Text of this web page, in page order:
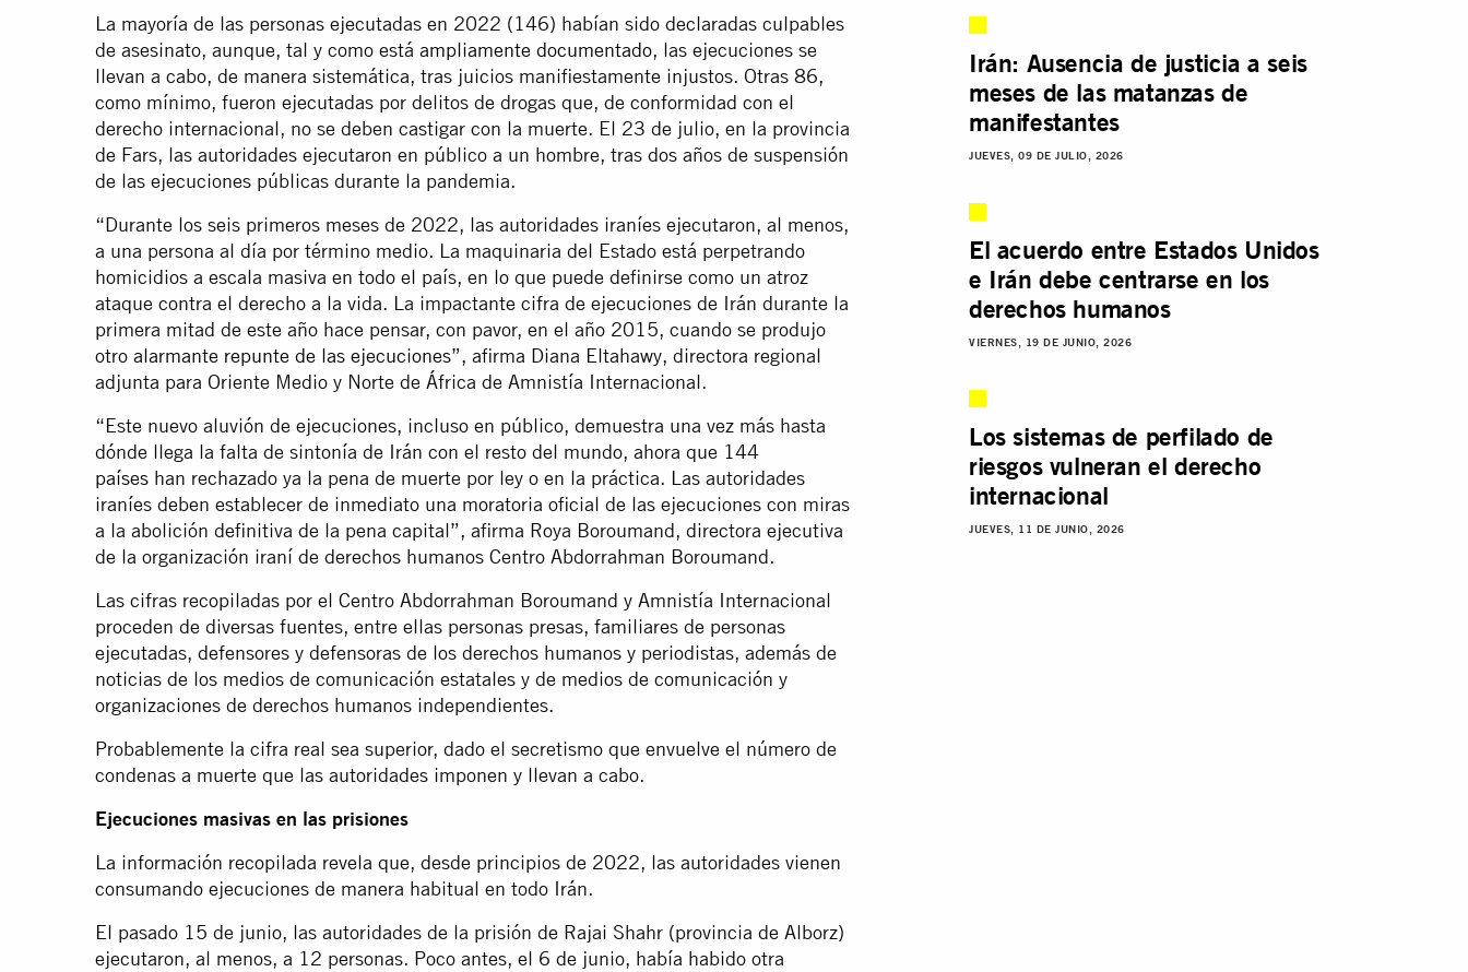
La mayoría de las personas ejecutadas en 2022 (146) habían sido declaradas culpables
de asesinato, aunque, tal y como está ampliamente documentado, las ejecuciones se
llevan a cabo, de manera sistemática, tras juicios manifiestamente injustos. Otras 86,
como mínimo, fueron ejecutadas por delitos de drogas que, de conformidad con el
derecho internacional, no se deben castigar con la muerte. El 23 de julio, en la provincia
de Fars, las autoridades ejecutaron en público a un hombre, tras dos años de suspensión
de las ejecuciones públicas durante la pandemia.
“Durante los seis primeros meses de 2022, las autoridades iraníes ejecutaron, al menos,
a una persona al día por término medio. La maquinaria del Estado está perpetrando
homicidios a escala masiva en todo el país, en lo que puede definirse como un atroz
ataque contra el derecho a la vida. La impactante cifra de ejecuciones de Irán durante la
primera mitad de este año hace pensar, con pavor, en el año 2015, cuando se produjo
otro alarmante repunte de las ejecuciones”, afirma Diana Eltahawy, directora regional
adjunta para Oriente Medio y Norte de África de Amnistía Internacional.
“Este nuevo aluvión de ejecuciones, incluso en público, demuestra una vez más hasta
dónde llega la falta de sintonía de Irán con el resto del mundo, ahora que 144
países han rechazado ya la pena de muerte por ley o en la práctica. Las autoridades
iraníes deben establecer de inmediato una moratoria oficial de las ejecuciones con miras
a la abolición definitiva de la pena capital”, afirma Roya Boroumand, directora ejecutiva
de la organización iraní de derechos humanos Centro Abdorrahman Boroumand.
Las cifras recopiladas por el Centro Abdorrahman Boroumand y Amnistía Internacional
proceden de diversas fuentes, entre ellas personas presas, familiares de personas
ejecutadas, defensores y defensoras de los derechos humanos y periodistas, además de
noticias de los medios de comunicación estatales y de medios de comunicación y
organizaciones de derechos humanos independientes.
Probablemente la cifra real sea superior, dado el secretismo que envuelve el número de
condenas a muerte que las autoridades imponen y llevan a cabo.
Ejecuciones masivas en las prisiones
La información recopilada revela que, desde principios de 2022, las autoridades vienen
consumando ejecuciones de manera habitual en todo Irán.
El pasado 15 de junio, las autoridades de la prisión de Rajai Shahr (provincia de Alborz)
ejecutaron, al menos, a 12 personas. Poco antes, el 6 de junio, había habido otra
Irán: Ausencia de justicia a seis
meses de las matanzas de
manifestantes
JUEVES, 09 DE JULIO, 2026
El acuerdo entre Estados Unidos
e Irán debe centrarse en los
derechos humanos
VIERNES, 19 DE JUNIO, 2026
Los sistemas de perfilado de
riesgos vulneran el derecho
internacional
JUEVES, 11 DE JUNIO, 2026